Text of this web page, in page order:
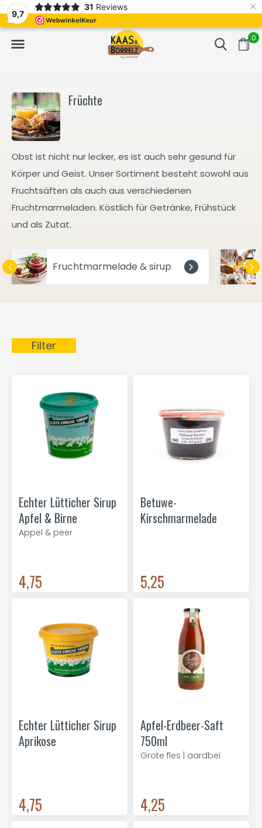
9,7
31 Reviews ×
0
Meistens Lieferung innerhalb von 3 Tagen Gratis bezorgd
Früchte
Obst ist nicht nur lecker, es ist auch sehr gesund für
Körper und Geist. Unser Sortiment besteht sowohl aus
Fruchtsäften als auch aus verschiedenen
Fruchtmarmeladen. Köstlich für Getränke, Frühstück
und als Zutat.
Fruchtmarmelade & sirup
Filter
Echter Lütticher Sirup
Apfel & Birne
Appel & peer
4,75
Betuwe-
Kirschmarmelade
5,25
Echter Lütticher Sirup
Aprikose
4,75
Apfel-Erdbeer-Saft
750ml
Grote fles | aardbei
4,25